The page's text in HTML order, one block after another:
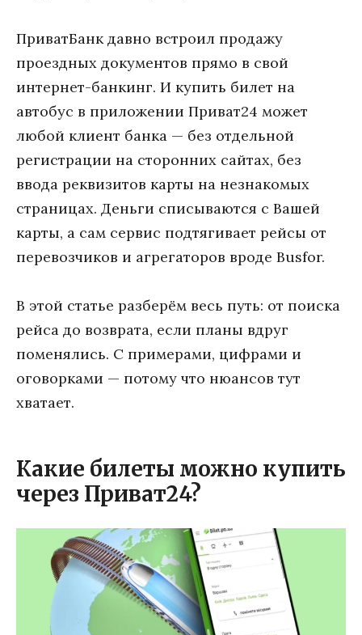
ПриватБанк давно встроил продажу
проездных документов прямо в свой
интернет-банкинг. И купить билет на
автобус в приложении Приват24 может
любой клиент банка — без отдельной
регистрации на сторонних сайтах, без
ввода реквизитов карты на незнакомых
страницах. Деньги списываются с Вашей
карты, а сам сервис подтягивает рейсы от
перевозчиков и агрегаторов вроде Busfor.
В этой статье разберём весь путь: от поиска
рейса до возврата, если планы вдруг
поменялись. С примерами, цифрами и
оговорками — потому что нюансов тут
хватает.
Какие билеты можно купить
через Приват24?